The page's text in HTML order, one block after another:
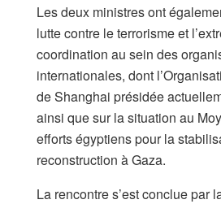
Les deux ministres ont
lutte contre le terrorisme et
coordination au sein des
internationales, dont
de Shanghai présidée
ainsi que sur la situation au
efforts égyptiens pour la
reconstruction à Gaza.
La rencontre s’est conclue par